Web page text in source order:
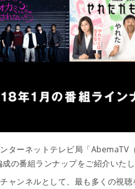
ターネットテレビ局「AbemaTV
の番組ランナップをご紹介いたし
ャンネルとして、最も多くの視聴